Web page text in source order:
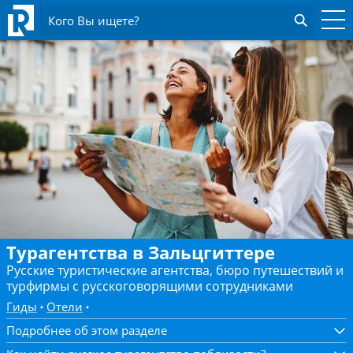
Кого Вы ищете?
Турагентства в Зальцгиттере
Русские туристические агентства, бюро путешествий и
турфирмы с русскоговорящими сотрудниками
Гиды
Отели
Подробнее об этом разделе